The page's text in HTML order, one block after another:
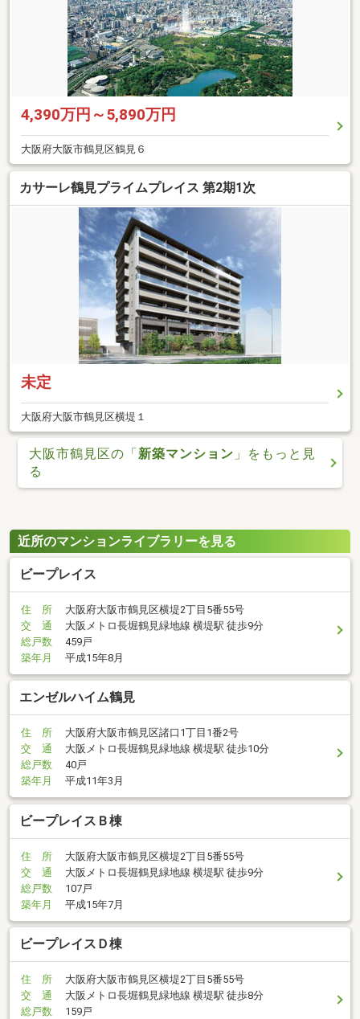
4,390万円～5,890万円
大阪府大阪市鶴見区鶴見６
カサーレ鶴見プライムプレイス 第2期1次
未定
大阪府大阪市鶴見区横堤１
大阪市鶴見区の「新築マンション 」をもっと見
る
近所のマンションライブラリーを見る
ビープレイス
住 所
大阪府大阪市鶴見区横堤2丁目5番55号
交 通
大阪メトロ長堀鶴見緑地線 横堤駅 徒歩9分
総戸数
459戸
築年月
平成15年8月
エンゼルハイム鶴見
住 所
大阪府大阪市鶴見区諸口1丁目1番2号
交 通
大阪メトロ長堀鶴見緑地線 横堤駅 徒歩10分
総戸数
40戸
築年月
平成11年3月
ビープレイスＢ棟
住 所
大阪府大阪市鶴見区横堤2丁目5番55号
交 通
大阪メトロ長堀鶴見緑地線 横堤駅 徒歩9分
総戸数
107戸
築年月
平成15年7月
ビープレイスＤ棟
住 所
大阪府大阪市鶴見区横堤2丁目5番55号
交 通
大阪メトロ長堀鶴見緑地線 横堤駅 徒歩8分
総戸数
159戸